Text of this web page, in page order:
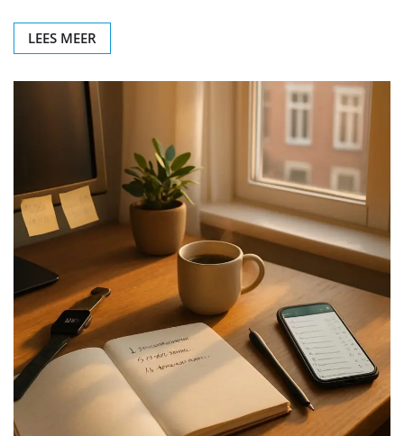
LEES MEER